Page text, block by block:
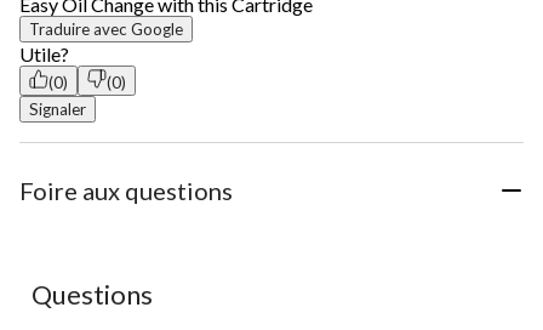
Traduire avec Google
Utile?
(0)
(0)
Signaler
Foire aux questions
Aucune question n'a été posée sur ce produit.
Questions